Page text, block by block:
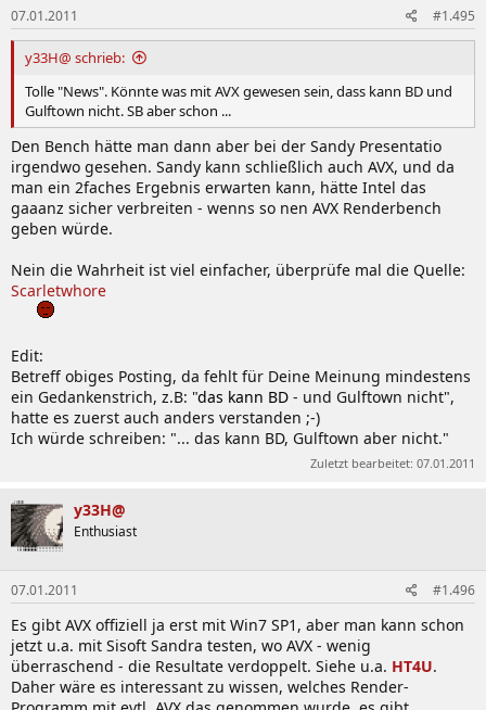
07.01.2011 #1.495
y33H@ schrieb:
Tolle "News". Könnte was mit AVX gewesen sein, dass kann BD und
Gulftown nicht. SB aber schon ...
Den Bench hätte man dann aber bei der Sandy Presentatio
irgendwo gesehen. Sandy kann schließlich auch AVX, und da
man ein 2faches Ergebnis erwarten kann, hätte Intel das
gaaanz sicher verbreiten - wenns so nen AVX Renderbench
geben würde.
Nein die Wahrheit ist viel einfacher, überprüfe mal die Quelle:
Scarletwhore
Edit:
Betreff obiges Posting, da fehlt für Deine Meinung mindestens
ein Gedankenstrich, z.B: "das kann BD - und Gulftown nicht",
hatte es zuerst auch anders verstanden ;-)
Ich würde schreiben: "... das kann BD, Gulftown aber nicht."
Zuletzt bearbeitet: 07.01.2011
y33H@
Enthusiast
07.01.2011 #1.496
Es gibt AVX offiziell ja erst mit Win7 SP1, aber man kann schon
jetzt u.a. mit Sisoft Sandra testen, wo AVX - wenig
überraschend - die Resultate verdoppelt. Siehe u.a. HT4U.
Daher wäre es interessant zu wissen, welches Render-